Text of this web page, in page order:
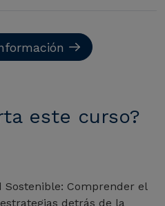
este curso?
Sostenible: Comprender el
detrás de la